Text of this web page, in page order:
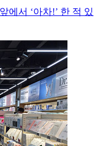
에서 ‘아차!’ 한 적 있